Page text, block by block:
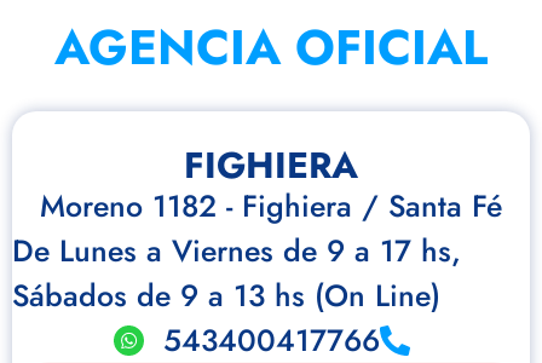
AGENCIA OFICIAL
FIGHIERA
Moreno 1182 - Fighiera / Santa Fé
De Lunes a Viernes de 9 a 17 hs,
Sábados de 9 a 13 hs (On Line)
543400417766